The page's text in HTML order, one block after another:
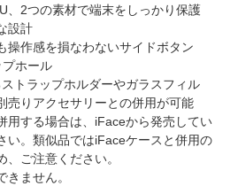
、2つの素材で端末をしっかり保護
設計
操作感を損なわないサイドボタン
プホール
トラップホルダーやガラスフィル
売りアクセサリーとの併用が可能
用する場合は、iFaceから発売してい
い。類似品ではiFaceケースと併用の
ご注意ください。
ません。